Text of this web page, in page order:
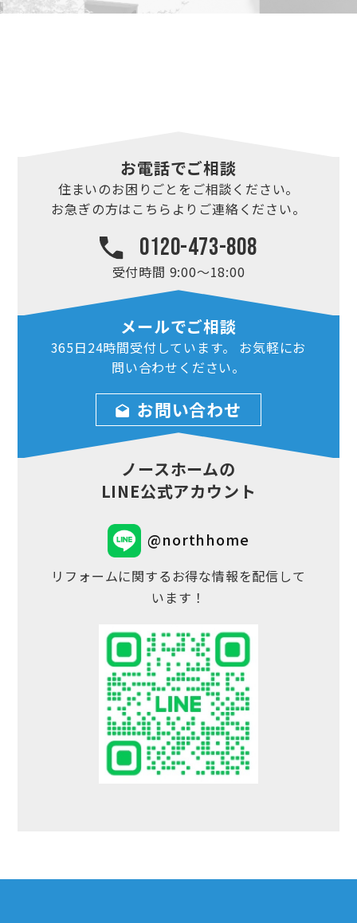
お電話でご相談
住まいのお困りごとを ご相談ください。
お急ぎの方はこちらより ご連絡ください。
0120-473-808
受付時間 9:00～18:00
メールでご相談
365日24時間受付しています。
お気軽にお
問い合わせ ください。
お問い合わせ
ノースホームの
LINE公式アカウント
@northhome
リフォームに関するお得な情報を配信して
います！